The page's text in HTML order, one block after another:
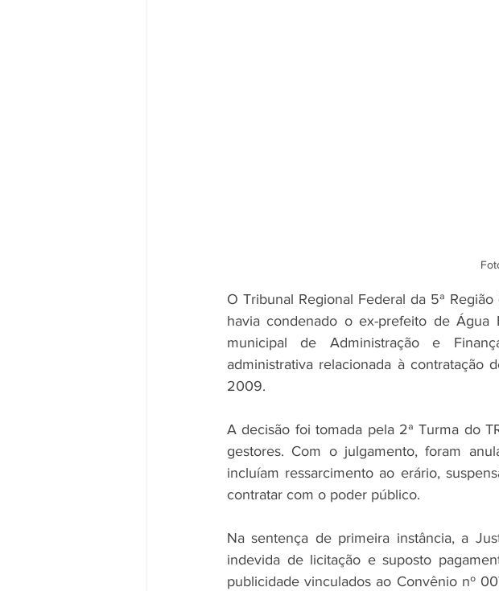
O Tribunal Regional Federal da 5ª
havia condenado o ex-prefeito de Água
municipal de Administração e
administrativa relacionada à
2009.
A decisão foi tomada pela 2ª Turma do
gestores. Com o julgamento, foram
incluíam ressarcimento ao erário,
contratar com o poder público.
Na sentença de primeira instância, a
indevida de licitação e suposto
publicidade vinculados ao Convênio nº